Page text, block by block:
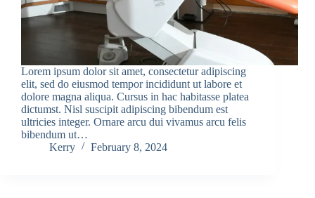
Lorem ipsum dolor sit amet, consectetur adipiscing
elit, sed do eiusmod tempor incididunt ut labore et
dolore magna aliqua. Cursus in hac habitasse platea
dictumst. Nisl suscipit adipiscing bibendum est
ultricies integer. Ornare arcu dui vivamus arcu felis
bibendum ut…
Kerry
February 8, 2024